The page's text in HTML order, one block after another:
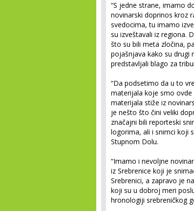
“S jedne strane, imamo
novinarski doprinos kroz
svedocima, tu imamo
su izveštavali iz regiona.
što su bili meta zločina,
pojašnjava kako su drugi
predstavljali blago za
“Da podsetimo da u to
materijala koje smo
materijala stiže iz
je nešto što čini veliki
značajni bili reporteski
logorima, ali i snimci koji
Stupnom Dolu.
“Imamo i nevoljne
iz Srebrenice koji je
Srebrenici, a zapravo je
koji su u dobroj meri
hronologiji srebreničkog